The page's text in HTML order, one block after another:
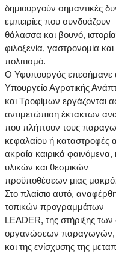
δημιουργούν σημαντικές
εμπειρίες που συνδυάζουν
θάλασσα και βουνό,
φιλοξενία, γαστρονομία και
πολιτισμό.
Ο Υφυπουργός επεσήμανε
Υπουργείο Αγροτικής
και Τροφίμων εργάζονται
αντιμετώπιση έκτακτων
που πλήττουν τους
κεφαλαίου ή καταστροφές
ακραία καιρικά
υλικών και θεσμικών
προϋποθέσεων μιας
Στο πλαίσιο αυτό,
τοπικών προγραμμάτων
LEADER, της στήριξης
οργανώσεων παραγωγών,
και της ενίσχυσης της